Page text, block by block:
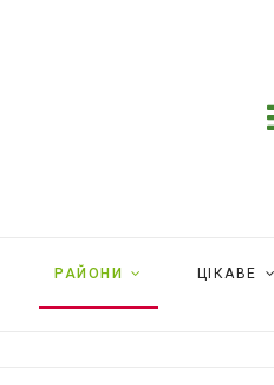
РАЙОНИ ЦІКАВЕ